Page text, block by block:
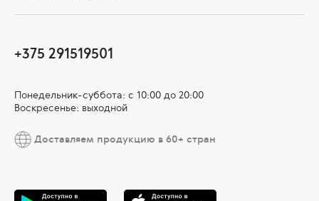
+375 291519501
Понедельник-суббота: с 10:00 до 20:00
Воскресенье: выходной
Доставляем продукцию в 60+ стран